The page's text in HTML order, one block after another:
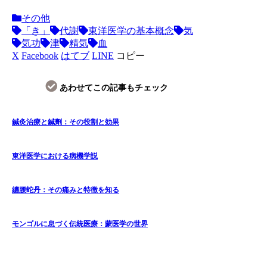
その他
「き」
代謝 東洋医学の基本概念
気
気功
津 精気
血
X Facebook はてブ LINE コピー
あわせてこの記事もチェック
鍼灸治療と鍼劑：その役割と効果
東洋医学における病機学説
纏腰蛇丹：その痛みと特徴を知る
モンゴルに息づく伝統医療：蒙医学の世界